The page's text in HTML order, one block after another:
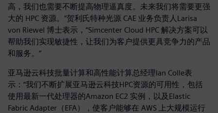
高，我们也需要不断提高物理逼真度。未来我们将需要更强
大的 HPC 资源。”贺利氏特种光源 CAE 业务负责人Larisa
von Riewel 博士表示，“Simcenter Cloud HPC 解决方案可以
帮助我们实现敏捷性，让我们为客户提供更具竞争力的产品
和服务。”
亚马逊云科技批量计算和高性能计算总经理Ian Colle表
示：“我们不断扩展亚马逊云科技HPC资源的可用性，包括
使用最新一代处理器的Amazon EC2 实例，以及Elastic
Fabric Adapter（EFA），使客户能够在 AWS 上大规模运行